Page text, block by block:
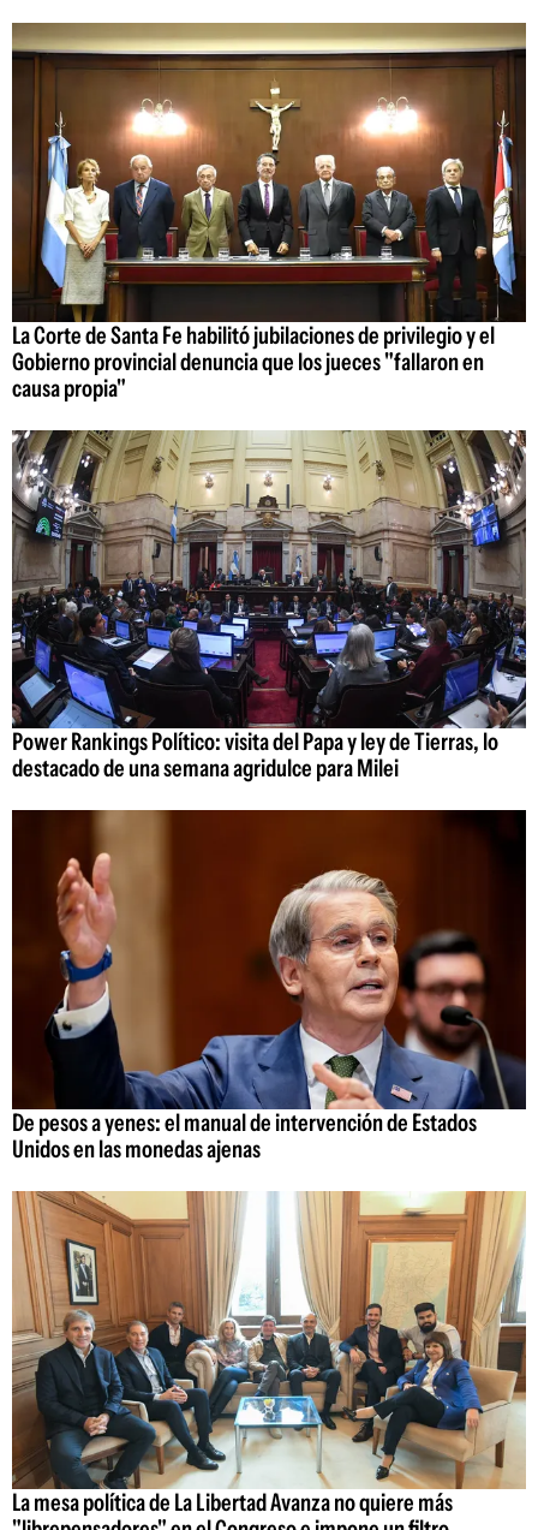
La Corte de Santa Fe habilitó jubilaciones de privilegio y el
Gobierno provincial denuncia que los jueces "fallaron en
causa propia"
Power Rankings Político: visita del Papa y ley de Tierras, lo
destacado de una semana agridulce para Milei
De pesos a yenes: el manual de intervención de Estados
Unidos en las monedas ajenas
La mesa política de La Libertad Avanza no quiere más